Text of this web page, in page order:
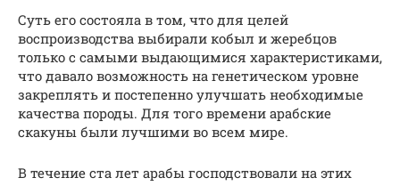
Суть его состояла в том, что для целей
воспроизводства выбирали кобыл и жеребцов
только с самыми выдающимися характеристиками,
что давало возможность на генетическом уровне
закреплять и постепенно улучшать необходимые
качества породы. Для того времени арабские
скакуны были лучшими во всем мире.
В течение ста лет арабы господствовали на этих